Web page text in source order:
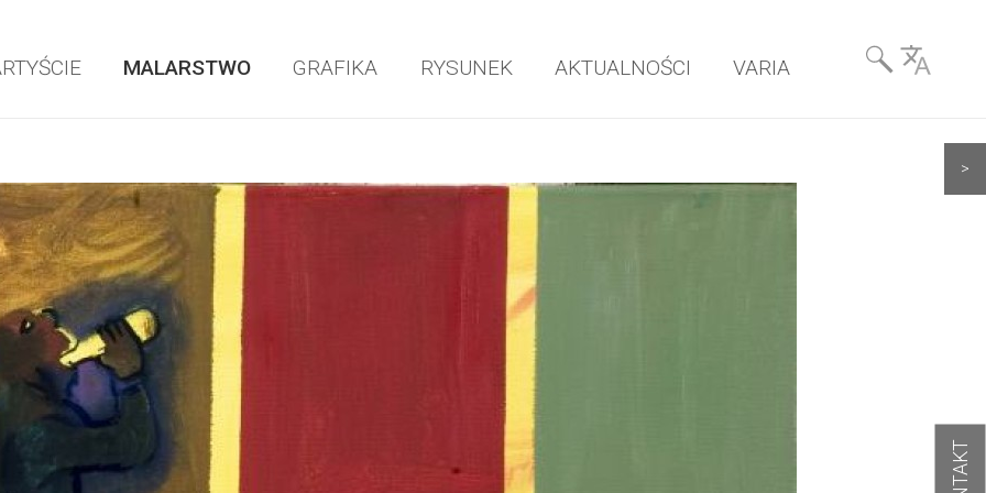
MALARSTWO GRAFIKA RYSUNEK AKTUALNOŚCI VARIA
Wyszukiwarka
& Language
>